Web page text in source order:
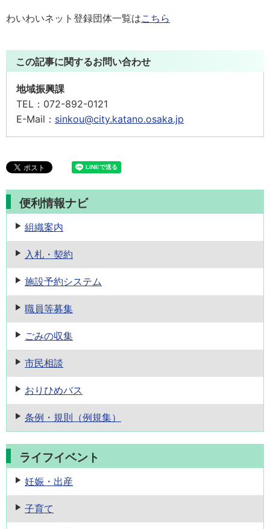
わいわいネット登録団体一覧はこちら
この記事に関するお問い合わせ
地域振興課
TEL： 072-892-0121
E-Mail： sinkou@city.katano.osaka.jp
便利情報ナビ
組織案内
入札・契約
施設予約システム
職員等募集
ごみの収集
市民相談
おりひめバス
条例・規則 （例規集）
ライフイベント
妊娠・出産
子育て